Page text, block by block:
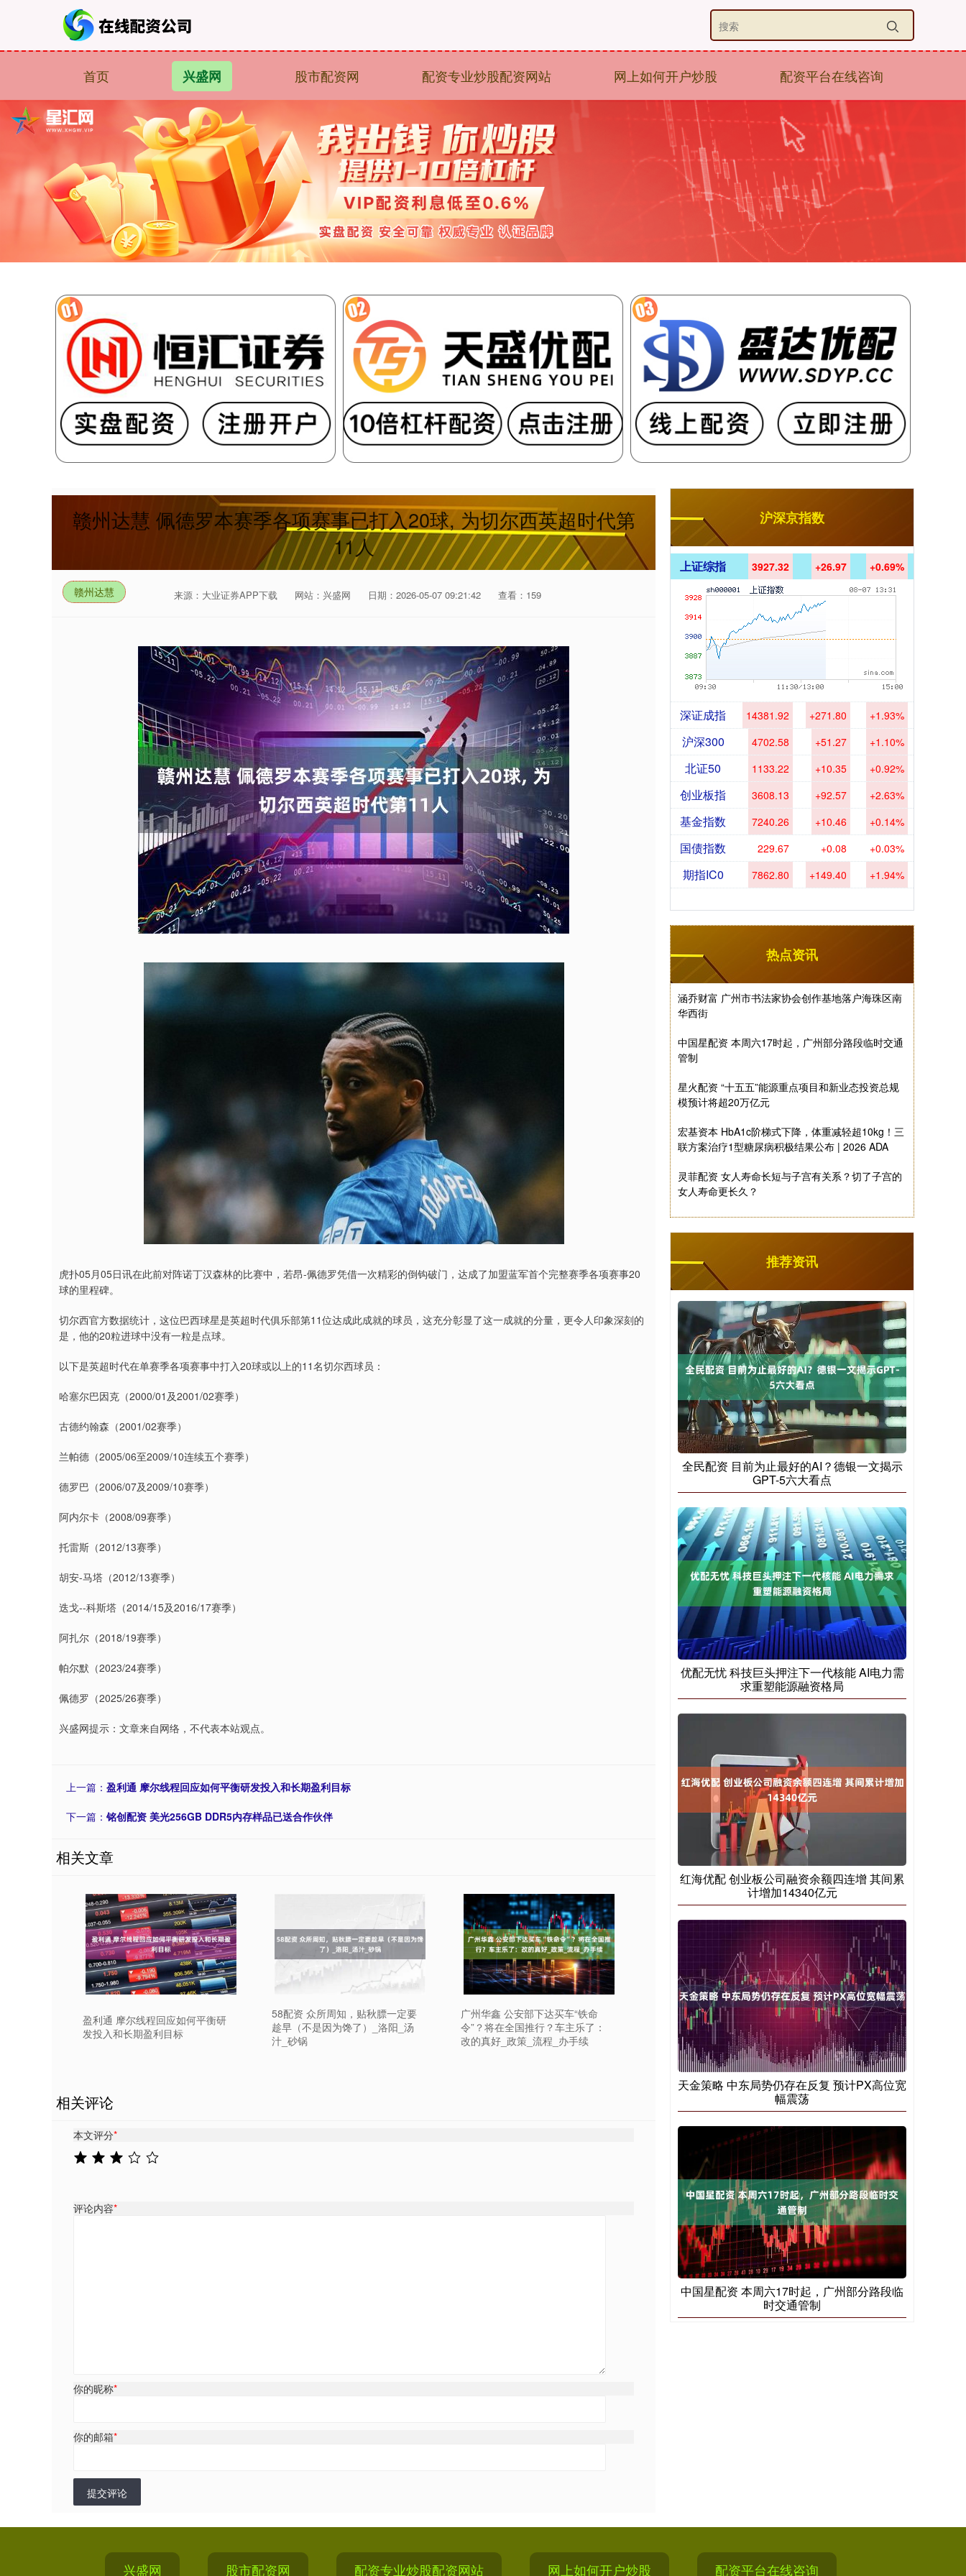
首页 兴盛网 股市配资网 配资专业炒股配资网站 网上如何开户炒股 配资平台在线咨询
赣州达慧 佩德罗本赛季各项赛事已打入20球, 为切尔西英超时代第
11人
赣州达慧 来源：大业证券APP下载 网站：兴盛网 日期：2026-05-07 09:21:42 查看：159
虎扑05月05日讯在此前对阵诺丁汉森林的比赛中，若昂-佩德罗凭借一次精彩的倒钩破门，达成了加盟蓝军首个完整赛季各项赛事20
球的里程碑。
切尔西官方数据统计，这位巴西球星是英超时代俱乐部第11位达成此成就的球员，这充分彰显了这一成就的分量，更令人印象深刻的
是，他的20粒进球中没有一粒是点球。
以下是英超时代在单赛季各项赛事中打入20球或以上的11名切尔西球员：
哈塞尔巴因克（2000/01及2001/02赛季）
古德约翰森（2001/02赛季）
兰帕德（2005/06至2009/10连续五个赛季）
德罗巴（2006/07及2009/10赛季）
阿内尔卡（2008/09赛季）
托雷斯（2012/13赛季）
胡安-马塔（2012/13赛季）
迭戈--科斯塔（2014/15及2016/17赛季）
阿扎尔（2018/19赛季）
帕尔默（2023/24赛季）
佩德罗（2025/26赛季）
兴盛网提示：文章来自网络，不代表本站观点。
上一篇： 盈利通 摩尔线程回应如何平衡研发投入和长期盈利目标
下一篇： 铭创配资 美光256GB DDR5内存样品已送合作伙伴
相关文章
盈利通 摩尔线程回应如何平衡研
发投入和长期盈利目标
58配资 众所周知，贴秋膘一定要
趁早（不是因为馋了）_洛阳_汤
汁_砂锅
广州华鑫 公安部下达买车“铁命
令”？将在全国推行？车主乐了：
改的真好_政策_流程_办手续
相关评论
本文评分*
评论内容*
你的昵称*
你的邮箱*
提交评论
沪深京指数
上证综指 3927.32 +26.97 +0.69%
深证成指 14381.92 +271.80 +1.93%
沪深300 4702.58 +51.27 +1.10%
北证50 1133.22 +10.35 +0.92%
创业板指 3608.13 +92.57 +2.63%
基金指数 7240.26 +10.46 +0.14%
国债指数 229.67 +0.08 +0.03%
期指IC0 7862.80 +149.40 +1.94%
热点资讯
涵乔财富 广州市书法家协会创作基地落户海珠区南
华西街
中国星配资 本周六17时起，广州部分路段临时交通
管制
星火配资 “十五五”能源重点项目和新业态投资总规
模预计将超20万亿元
宏基资本 HbA1c阶梯式下降，体重减轻超10kg！三
联方案治疗1型糖尿病积极结果公布 | 2026 ADA
灵菲配资 女人寿命长短与子宫有关系？切了子宫的
女人寿命更长久？
推荐资讯
全民配资 目前为止最好的AI？德银一文揭示
GPT-5六大看点
优配无忧 科技巨头押注下一代核能 AI电力需
求重塑能源融资格局
红海优配 创业板公司融资余额四连增 其间累
计增加14340亿元
天金策略 中东局势仍存在反复 预计PX高位宽
幅震荡
中国星配资 本周六17时起，广州部分路段临
时交通管制
兴盛网 股市配资网 配资专业炒股配资网站 网上如何开户炒股 配资平台在线咨询